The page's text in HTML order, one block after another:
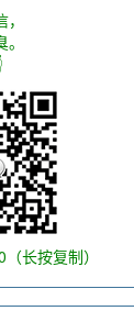
长按复制）